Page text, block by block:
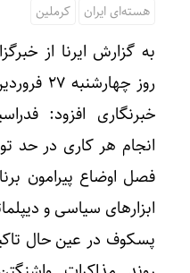
هسته‌ای ایران
کرملین
به گزارش ایرنا از
خبرنگاری افزود:
انجام هر کاری در حد
فصل اوضاع پیرامون
ابزارهای سیاسی و
پسکوف در عین حال